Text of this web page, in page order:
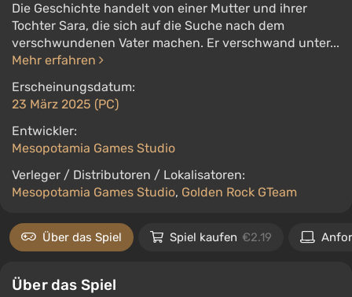
Die Geschichte handelt von einer Mutter und ihrer
Tochter Sara, die sich auf die Suche nach dem
verschwundenen Vater machen. Er verschwand unter...
Mehr erfahren
Erscheinungsdatum:
23 März 2025 (PC)
Entwickler:
Mesopotamia Games Studio
Verleger / Distributoren / Lokalisatoren:
Mesopotamia Games Studio, Golden Rock GTeam
Über das Spiel Spiel kaufen €2.19
Über das Spiel